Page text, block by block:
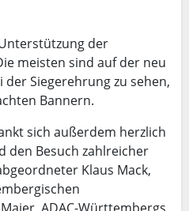
der
meisten sind auf der neu
Siegerehrung zu sehen,
Bannern.
sich außerdem herzlich
den Besuch zahlreicher
Klaus Mack,